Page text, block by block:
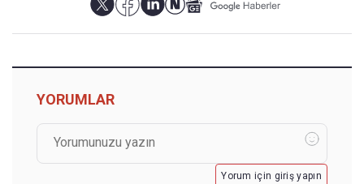
YORUMLAR
Yorum için giriş yapın